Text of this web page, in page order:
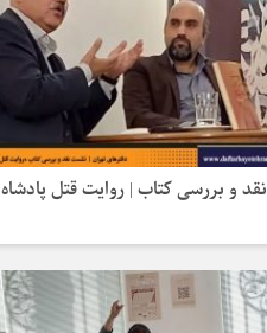
نقد و بررسی کتاب | روایت قتل پادشاه